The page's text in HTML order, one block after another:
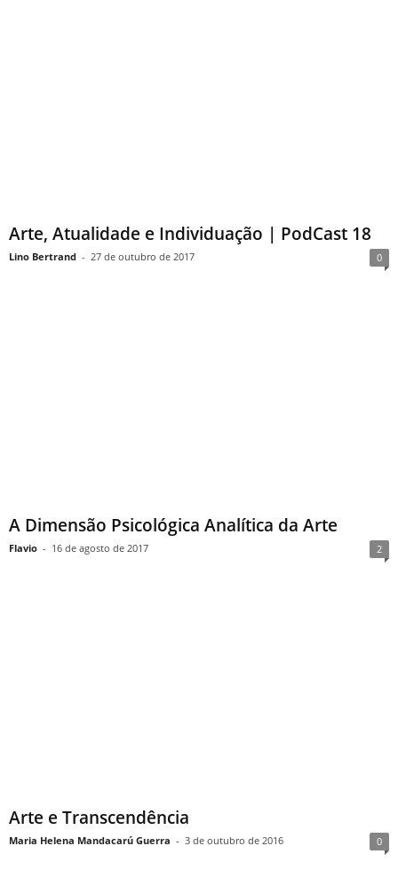
Arte, Atualidade e Individuação | PodCast 18
Lino Bertrand - 27 de outubro de 2017 0
A Dimensão Psicológica Analítica da Arte
Flavio - 16 de agosto de 2017 2
Arte e Transcendência
Maria Helena Mandacarú Guerra - 3 de outubro de 2016 0